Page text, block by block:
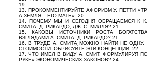
19
13. ПРОКОММЕНТИРУЙТЕ АФОРИЗМ У. ПЕТТИ
А ЗЕМЛЯ – ЕГО МАТЬ». 20
14. ПОЧЕМУ МЫ И СЕГОДНЯ ОБРАЩАЕМСЯ К
СМИТА, Д. РИКАРДО, ДЖ. С. МИЛЛЯ? 21
15. КАКОВЫ ИСТОЧНИКИ РОСТА
ВЗГЛЯДАМИ А. СМИТА, Д. РИКАРДО? 21
16. В ТРУДЕ А. СМИТА МОЖНО НАЙТИ НЕ
СТОИМОСТИ. ОБРИСУЙТЕ ЭТИ КОНЦЕПЦИИ. 22
17. ЧТО ИМЕЛ В ВИДУ А. СМИТ, ФОРМУЛИРУЯ
РУКЕ» ЭКОНОМИЧЕСКИХ ЗАКОНОВ? 24